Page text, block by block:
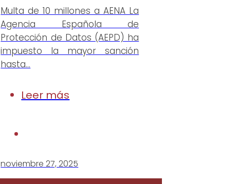
Multa de 10 millones a AENA La
Agencia Española de
Protección de Datos (AEPD) ha
impuesto la mayor sanción
hasta…
Leer más
noviembre 27, 2025